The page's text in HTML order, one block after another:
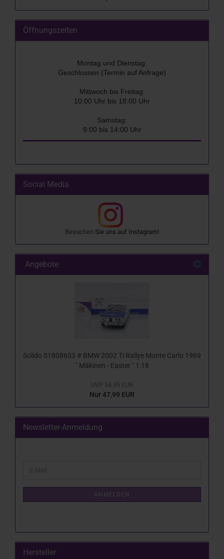
Öffnungszeiten
Montag und Dienstag:
Geschlossen (Termin auf Anfrage)
Mittwoch bis Freitag:
10:00 Uhr bis 18:00 Uhr
Samstag:
9:00 bis 14:00 Uhr
Social Media
Besuchen Sie uns auf Instagram!
Angebote
Solido S1808603 # BMW 2002 Ti Rallye Monte Carlo 1969
" Mäkinen - Easter " 1:18
UVP 54,95 EUR
Nur 47,99 EUR
Newsletter-Anmeldung
ANMELDEN
Hersteller